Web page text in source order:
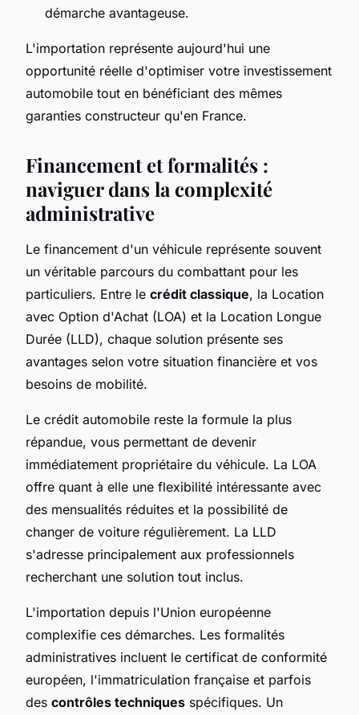
démarche avantageuse.
L'importation représente aujourd'hui une
opportunité réelle d'optimiser votre investissement
automobile tout en bénéficiant des mêmes
garanties constructeur qu'en France.
Financement et formalités :
naviguer dans la complexité
administrative
Le financement d'un véhicule représente souvent
un véritable parcours du combattant pour les
particuliers. Entre le crédit classique, la Location
avec Option d'Achat (LOA) et la Location Longue
Durée (LLD), chaque solution présente ses
avantages selon votre situation financière et vos
besoins de mobilité.
Le crédit automobile reste la formule la plus
répandue, vous permettant de devenir
immédiatement propriétaire du véhicule. La LOA
offre quant à elle une flexibilité intéressante avec
des mensualités réduites et la possibilité de
changer de voiture régulièrement. La LLD
s'adresse principalement aux professionnels
recherchant une solution tout inclus.
L'importation depuis l'Union européenne
complexifie ces démarches. Les formalités
administratives incluent le certificat de conformité
européen, l'immatriculation française et parfois
des contrôles techniques spécifiques. Un